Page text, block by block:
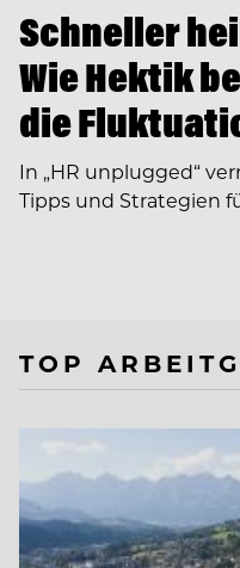
Schneller
Wie Hektik
die
In ­„HR unplugged“
Tipps und Strategien
TOP